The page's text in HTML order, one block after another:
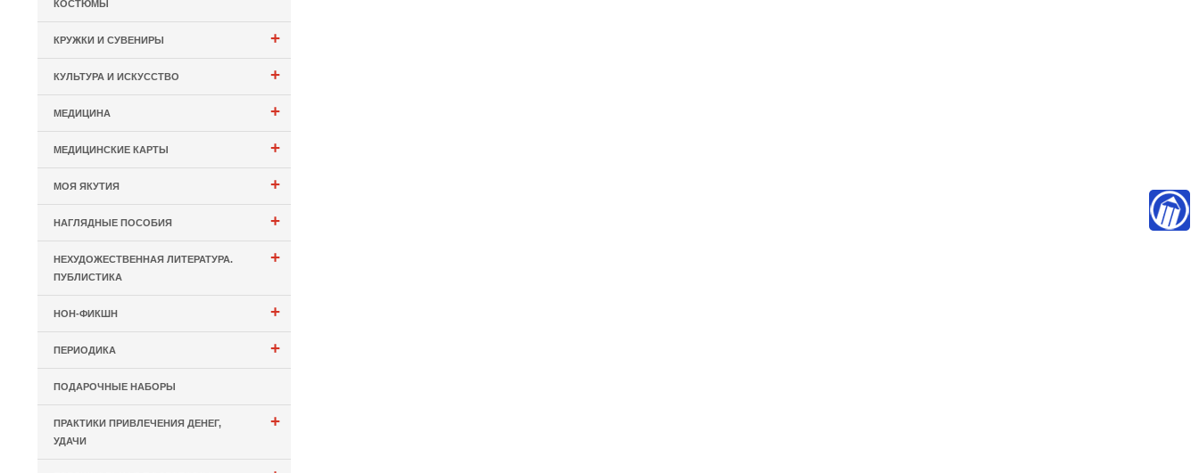
КОСТЮМЫ
+
КРУЖКИ И СУВЕНИРЫ
+
КУЛЬТУРА И ИСКУССТВО
+
МЕДИЦИНА
+
МЕДИЦИНСКИЕ КАРТЫ
+
МОЯ ЯКУТИЯ
+
НАГЛЯДНЫЕ ПОСОБИЯ
+
НЕХУДОЖЕСТВЕННАЯ ЛИТЕРАТУРА.
ПУБЛИСТИКА
+
НОН-ФИКШН
+
ПЕРИОДИКА
ПОДАРОЧНЫЕ НАБОРЫ
+
ПРАКТИКИ ПРИВЛЕЧЕНИЯ ДЕНЕГ,
УДАЧИ